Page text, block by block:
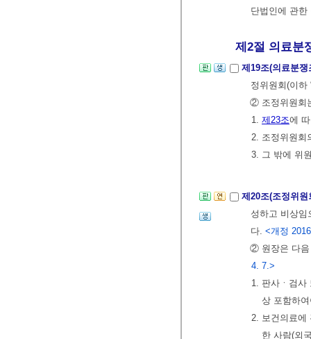
단법인에 관한
제2절 의료분쟁
제19조(의료분
정위원회(이하
② 조정위원회
1. 제23조에
2. 조정위원회
3. 그 밖에 위
제20조(조정위
성하고 비상
다. <개정
② 원장은 다음
4. 7.>
1. 판사ㆍ검사
상 포함하
2. 보건의료에
한 사람(외